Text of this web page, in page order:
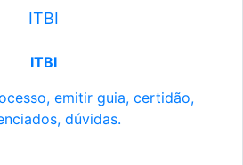
ITBI
ITBI
emitir guia, certidão,
dúvidas.